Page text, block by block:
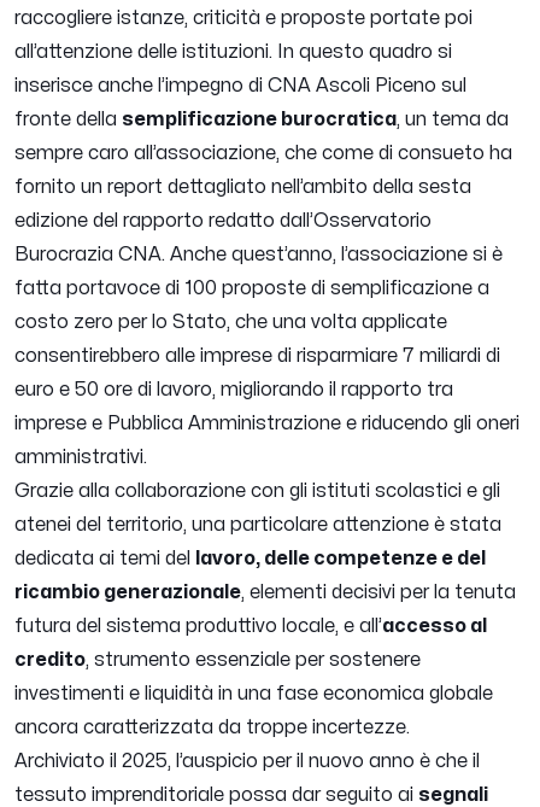
raccogliere istanze, criticità e proposte portate poi
all’attenzione delle istituzioni. In questo quadro si
inserisce anche l’impegno di CNA Ascoli Piceno sul
fronte della semplificazione burocratica, un tema da
sempre caro all’associazione, che come di consueto ha
fornito un report dettagliato nell’ambito della sesta
edizione del rapporto redatto dall’Osservatorio
Burocrazia CNA. Anche quest’anno, l’associazione si è
fatta portavoce di 100 proposte di semplificazione a
costo zero per lo Stato, che una volta applicate
consentirebbero alle imprese di risparmiare 7 miliardi di
euro e 50 ore di lavoro, migliorando il rapporto tra
imprese e Pubblica Amministrazione e riducendo gli oneri
amministrativi.
Grazie alla collaborazione con gli istituti scolastici e gli
atenei del territorio, una particolare attenzione è stata
dedicata ai temi del
lavoro, delle competenze e del
ricambio generazionale, elementi decisivi per la tenuta
futura del sistema produttivo locale, e all’accesso al
credito, strumento essenziale per sostenere
investimenti e liquidità in una fase economica globale
ancora caratterizzata da troppe incertezze.
Archiviato il 2025, l’auspicio per il nuovo anno è che il
tessuto imprenditoriale possa dar seguito ai segnali